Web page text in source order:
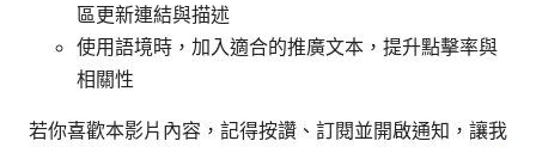
區更新連結與描述
使用語境時，加入適合的推廣文本，提升點擊率與
相關性
若你喜歡本影片內容，記得按讚、訂閱並開啟通知，讓我